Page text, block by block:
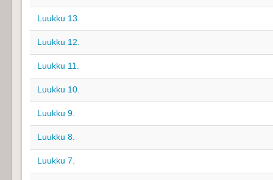
Luukku 13.
Luukku 12.
Luukku 11.
Luukku 10.
Luukku 9.
Luukku 8.
Luukku 7.